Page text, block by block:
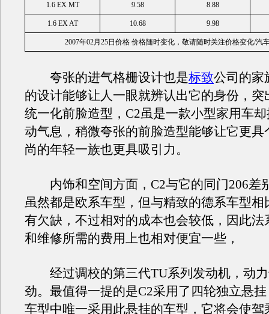
1.6 EX MT 9.58 8.88
1.6 EX AT 10.68 9.98
2007年02月25日价格 价格随时变化，敬请随时关注价格变化/汽
夸张的进气格栅设计也是标致公司的家
的设计能够让人一眼就辨认出它的身份，突
统一化前脸造型，C2虽是一款小型家用车
动气息，稍微夸张的前脸造型能够让它更具
尚的年轻一族也更具吸引力。
内饰和空间方面，C2与它的同门206差
虽然都是欧系车型，但与精致的德系车型相
有欠缺，不过相对的成本也会较低，因此法
和维修所需的费用上也相对便宜一些，
经过调校的第三代TU系列发动机，动力
劲。最值得一提的是C2采用了四轮独立悬
车型中唯一采用此悬挂的车型，它将会使驾